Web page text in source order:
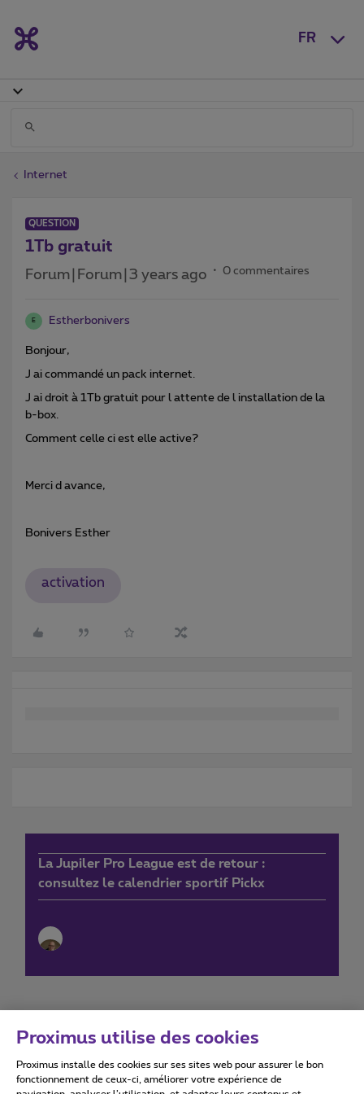
FR
Internet
QUESTION
1Tb gratuit
Forum|Forum|3 years ago 0 commentaires
E Estherbonivers
Bonjour,
J ai commandé un pack internet.
J ai droit à 1Tb gratuit pour l attente de l installation de la
b-box.
Comment celle ci est elle active?
Merci d avance,
Bonivers Esther
activation
La Jupiler Pro League est de retour :
consultez le calendrier sportif Pickx
Conditions d'utilisation Accessibility statement
Proximus utilise des cookies
Proximus installe des cookies sur ses sites web pour assurer le bon
fonctionnement de ceux-ci, améliorer votre expérience de